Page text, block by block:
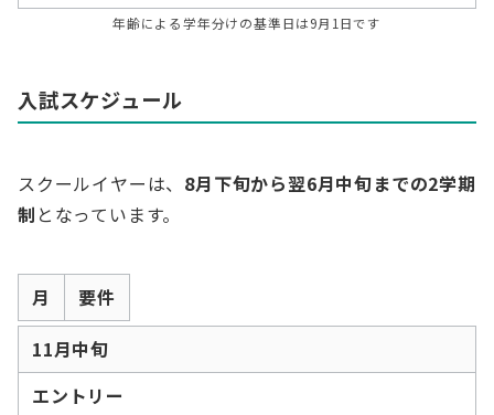
年齢による学年分けの基準日は9月1日です
入試スケジュール
スクールイヤーは、 8月下旬から翌6月中旬までの2学期
制 となっています。
月
要件
11月中旬
エントリー